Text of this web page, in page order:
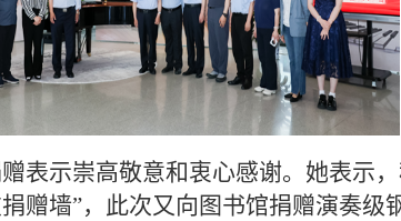
表示崇高敬意和衷心感谢。她表示
赠墙”，此次又向图书馆捐赠演奏